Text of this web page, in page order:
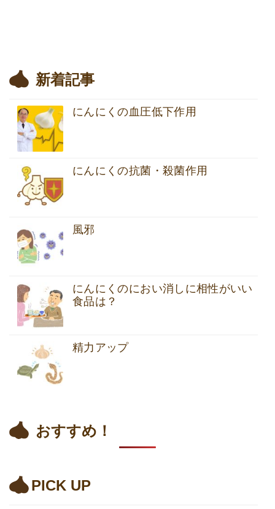
新着記事
にんにくの血圧低下作用
にんにくの抗菌・殺菌作用
風邪
にんにくのにおい消しに相性がいい
食品は？
精力アップ
おすすめ！
PICK UP